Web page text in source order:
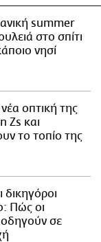
summer
στο σπίτι
νησί
οπτική της
Zs και
το τοπίο της
δικηγόροι
Πώς οι
σε